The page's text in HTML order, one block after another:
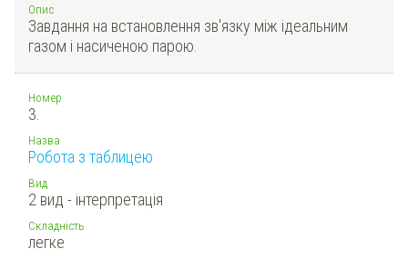
Опис
Завдання на встановлення зв'язку між ідеальним
газом і насиченою парою.
Номер
3.
Назва
Робота з таблицею
Вид
2 вид - інтерпретація
Складність
легке